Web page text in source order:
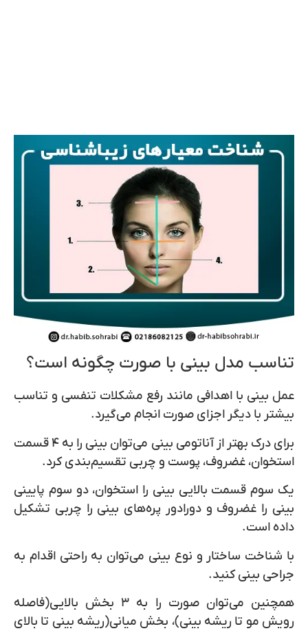
تناسب مدل بینی با صورت چگونه است؟
عمل بینی با اهدافی مانند رفع مشکلات تنفسی و تناسب
بیشتر با دیگر اجزای صورت انجام می‌گیرد.
برای درک بهتر از آناتومی بینی می‌توان بینی را به ۴ قسمت
استخوان، غضروف، پوست و چربی تقسیم‌بندی کرد.
یک سوم قسمت بالایی بینی را استخوان، دو سوم پایینی
بینی را غضروف و دورادور پره‌های بینی را چربی تشکیل
داده است.
با شناخت ساختار و نوع بینی می‌توان به راحتی اقدام به
جراحی بینی کنید.
همچنین می‌توان صورت را به ۳ بخش بالایی(فاصله
رویش مو تا ریشه بینی)، بخش میانی(ریشه بینی تا بالای